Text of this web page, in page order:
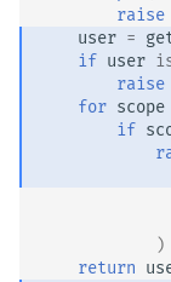
raise
user =
if user
raise
for scope
if
)
return